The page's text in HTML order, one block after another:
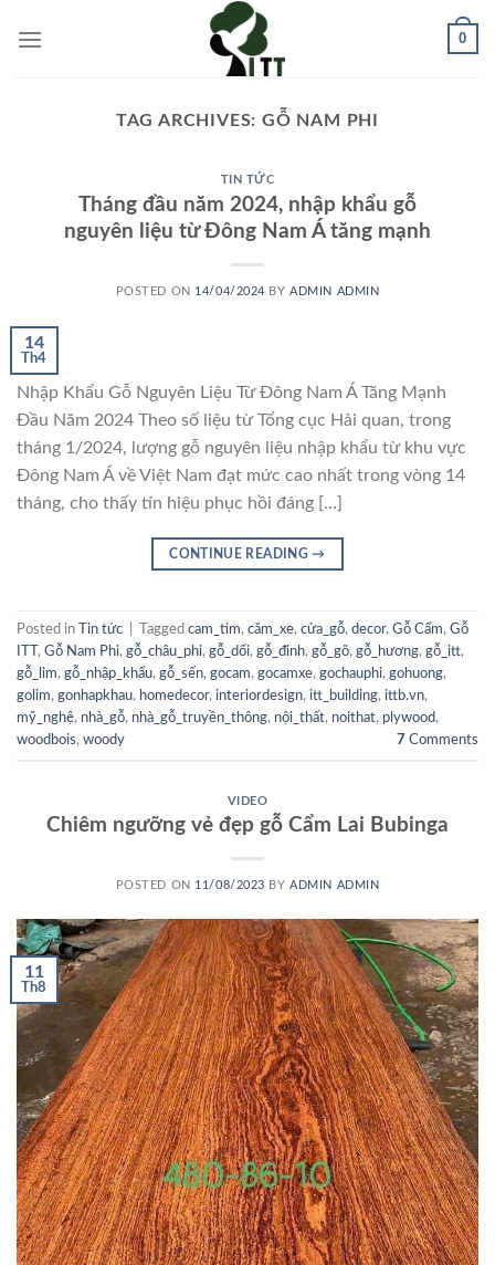
0
TAG ARCHIVES:GỖ NAM PHI
TIN TỨC
Tháng đầu năm 2024, nhập khẩu gỗ
nguyên liệu từ Đông Nam Á tăng mạnh
POSTED ON 14/04/2024 BYADMIN ADMIN
14
Th4
Nhập Khẩu Gỗ Nguyên Liệu Từ Đông Nam Á Tăng Mạnh
Đầu Năm 2024 Theo số liệu từ Tổng cục Hải quan, trong
tháng 1/2024, lượng gỗ nguyên liệu nhập khẩu từ khu vực
Đông Nam Á về Việt Nam đạt mức cao nhất trong vòng 14
tháng, cho thấy tín hiệu phục hồi đáng […]
CONTINUE READING→
Posted in Tin tức Tagged cam_tim, căm_xe, cửa_gỗ, decor, Gỗ Cẩm, Gỗ
, Gỗ Nam Phi, gỗ_châu_phi, gỗ_dổi, gỗ_đinh, gỗ_gõ, gỗ_hương, gỗ_itt,
gỗ_lim, gỗ_nhập_khẩu, gỗ_sến, gocam, gocamxe, gochauphi, gohuong,
golim, gonhapkhau, homedecor, interiordesign, itt_building, ittb.vn,
mỹ_nghệ, nhà_gỗ, nhà_gỗ_truyền_thông, nội_thất, noithat, plywood,
woodbois, woody 7 Comments
VIDEO
Chiêm ngưỡng vẻ đẹp gỗ Cẩm Lai Bubinga
POSTED ON 11/08/2023 BYADMIN ADMIN
11
Th8